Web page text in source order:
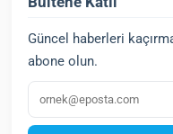
Güncel haberleri
abone olun.
E‑posta